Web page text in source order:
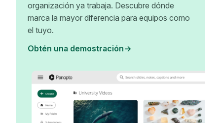
organización ya trabaja. Descubre dónde
marca la mayor diferencia para equipos como
el tuyo.
Obtén una demostración